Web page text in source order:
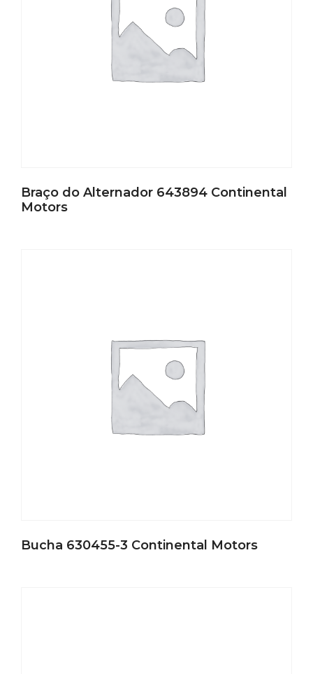
Braço do Alternador 643894 Continental
Motors
Bucha 630455-3 Continental Motors